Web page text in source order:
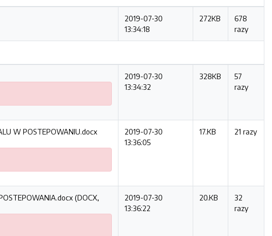
2019-07-30
13:34:18
272KB
678
razy
2019-07-30
13:34:32
328KB
57
razy
W POSTEPOWANIU.docx
2019-07-30
13:36:05
17.KB 21 razy
(DOCX,
2019-07-30
13:36:22
20.KB
32
razy